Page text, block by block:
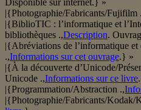
Disponible sur internet.} »
|{Photographie/Fabricants/Fujifilm
|{BiblioTIC : l’informatique et
bibliothèques .,Description.
|{Abréviations de l’informatique et
.,Informations sur cet ouvrage.} »
|{À la découverte d’Unicode/
Unicode .,Informations sur ce livre
|{Programmation/Abstraction .,
|{Photographie/Fabricants/Kodak/